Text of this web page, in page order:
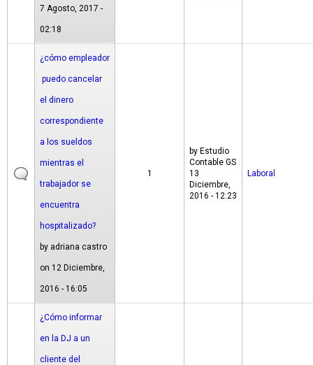
7 Agosto, 2017 -
02:18
¿cómo empleador
puedo cancelar
el dinero
correspondiente
a los sueldos
mientras el
trabajador se
encuentra
hospitalizado?
by adriana castro
on 12 Diciembre,
2016 - 16:05
1
by Estudio
Contable GS
13
Diciembre,
2016 - 12:23
Laboral
¿Cómo informar
en la DJ a un
cliente del